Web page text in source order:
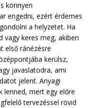
könnyen
engedni, ezért érdemes
a helyzetet. Ha
vagy keres meg, akiben
első ránézésre
kerülsz,
javaslatodra, ami
jelent. Anyagi
lenned, mert egy előre
tervezéssel rövid